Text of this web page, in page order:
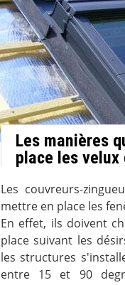
Les manières
place les velux
Les couvreurs-
mettre en place les
En effet, ils doivent
place suivant les
les structures
entre 15 et 90